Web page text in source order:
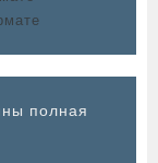
полная